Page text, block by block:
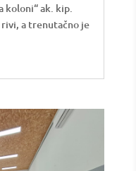
koloni“ ak. kip.
a trenutačno je